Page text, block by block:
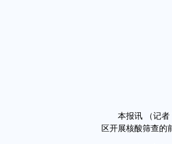
本报讯 （记者
区开展核酸筛查的